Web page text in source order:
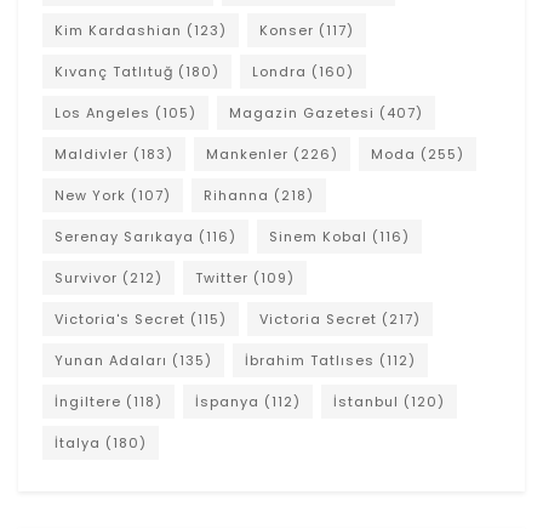
Kim Kardashian (123) Konser (117)
Kıvanç Tatlıtuğ (180) Londra (160)
Los Angeles (105) Magazin Gazetesi (407)
Maldivler (183) Mankenler (226) Moda (255)
New York (107) Rihanna (218)
Serenay Sarıkaya (116) Sinem Kobal (116)
Survivor (212) Twitter (109)
Victoria's Secret (115) Victoria Secret (217)
Yunan Adaları (135) İbrahim Tatlıses (112)
İngiltere (118) İspanya (112) İstanbul (120)
İtalya (180)